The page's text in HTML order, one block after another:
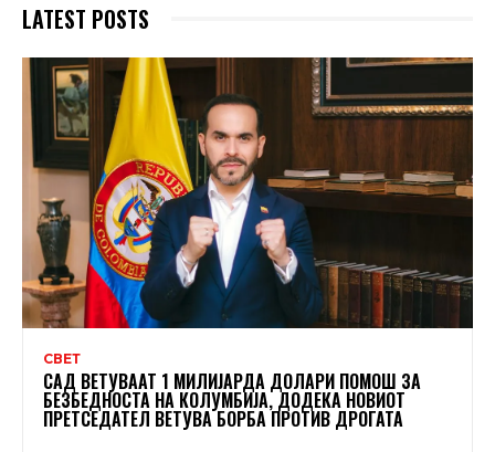
LATEST POSTS
СВЕТ
САД ВЕТУВААТ 1 МИЛИЈАРДА ДОЛАРИ ПОМОШ ЗА
БЕЗБЕДНОСТА НА КОЛУМБИЈА, ДОДЕКА НОВИОТ
ПРЕТСЕДАТЕЛ ВЕТУВА БОРБА ПРОТИВ ДРОГАТА